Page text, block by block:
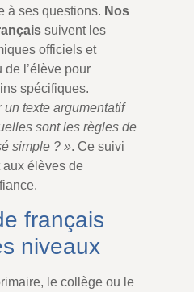
à ses questions. Nos
suivent les
officiels et
de l’élève pour
spécifiques.
texte argumentatif
sont les règles de
simple ? ». Ce suivi
élèves de
français
niveaux
le collège ou le